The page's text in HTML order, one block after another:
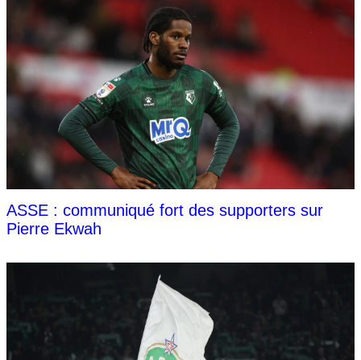
ASSE : communiqué fort des supporters sur
Pierre Ekwah